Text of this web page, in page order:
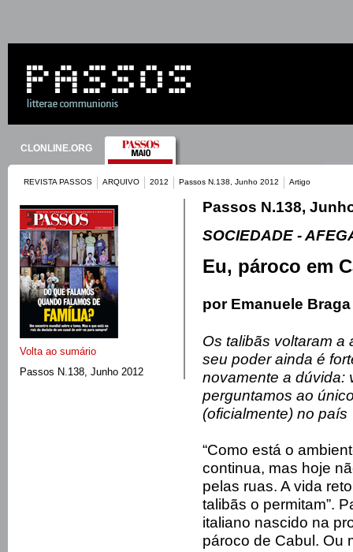
CLONLINE.ORG
REVISTA PASSOS ARQUIVO 2012 Passos N.138, Junho 2012 Artigo
Volta ao sumário
Passos N.138, Junho 2012
Passos N.138,
SOCIEDADE -
Eu, pároco em
por Emanuele Braga
Os talibãs voltaram a
seu poder ainda é
novamente a dúvida:
perguntamos ao
(oficialmente) no país
“Como está o
continua, mas hoje
pelas ruas. A vida
talibãs o permitam”.
italiano nascido na
pároco de Cabul. Ou